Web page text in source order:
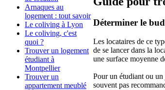
Arnaques au
logement : tout savoir
Le coliving à Lyon
Le coliving, c'est
quoi ?
Trouver un logement
étudiant à
Montpellier
Trouver un
appartement meublé
Déterminer le
Les locataires de ce
de se lancer dans la
une surface moyenne
Pour un étudiant ou un
souvent pas